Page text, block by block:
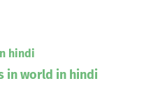
hindi
in world in hindi